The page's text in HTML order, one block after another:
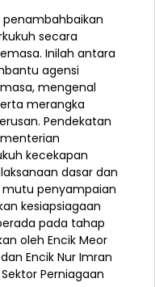
secara
Inilah antara
agensi
mengenal
merangka
Pendekatan
kecekapan
dasar dan
penyampaian
kesiapsiagaan
pada tahap
oleh Encik Meor
Encik Nur Imran
Perniagaan